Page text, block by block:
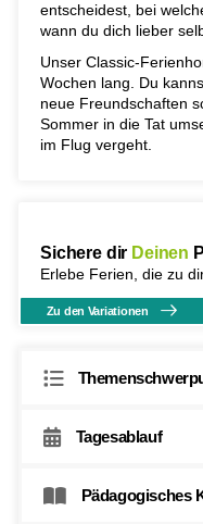
entscheidest, bei
wann du dich lieber
Unser Classic-
Wochen lang. Du
neue Freundschaften
Sommer in die Tat
im Flug vergeht.
Sichere dir Deinen
Erlebe Ferien, die zu
Zu den Variationen
Tagesablauf
Pädagogisches